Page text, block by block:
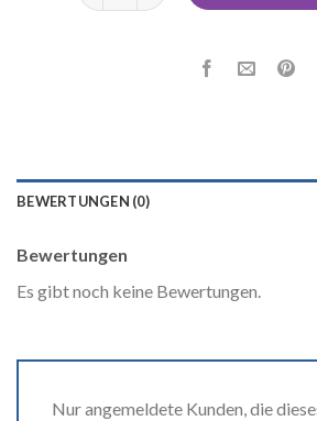
BEWERTUNGEN (0)
Bewertungen
Es gibt noch keine Bewertungen.
Nur angemeldete Kunden, die